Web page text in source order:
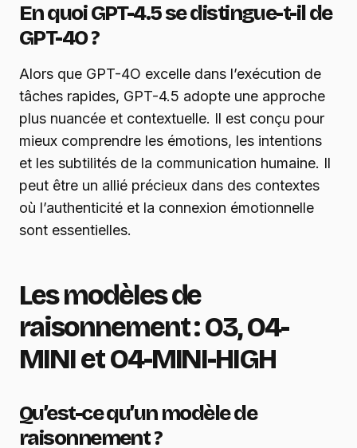
En quoi GPT-4.5 se distingue-t-il de
GPT-4O ?
Alors que GPT-4O excelle dans l’exécution de
tâches rapides, GPT-4.5 adopte une approche
plus nuancée et contextuelle. Il est conçu pour
mieux comprendre les émotions, les intentions
et les subtilités de la communication humaine. Il
peut être un allié précieux dans des contextes
où l’authenticité et la connexion émotionnelle
sont essentielles.
Les modèles de
raisonnement : O3, O4-
MINI et O4-MINI-HIGH
Qu’est-ce qu’un modèle de
raisonnement ?